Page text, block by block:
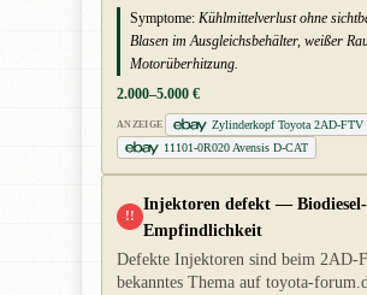
Symptome: Kühlmittelverlust ohne
Blasen im Ausgleichsbehälter, weißer
Motorüberhitzung.
2.000–5.000 €
ANZEIGE
Zylinderkopf Toyota 2AD-FTV
11101-0R020 Avensis D-CAT
!!
Injektoren defekt — Biodiesel-
Empfindlichkeit
Defekte Injektoren sind beim 2AD-
bekanntes Thema auf toyota-